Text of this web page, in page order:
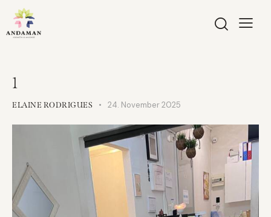
1
ELAINE RODRIGUES 24. November 2025